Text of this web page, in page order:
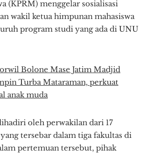
(KPRM) menggelar sosialisasi
wakil ketua himpunan mahasiswa
program studi yang ada di UNU
Bolone Mase Jatim Madjid
Turba Mataraman, perkuat
anak muda
oleh perwakilan dari 17
tersebar dalam tiga fakultas di
pertemuan tersebut, pihak